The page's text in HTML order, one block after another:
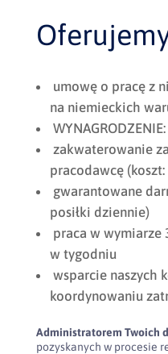
umowę o pracę z
na niemieckich
zakwaterowanie
pracodawcę (koszt:
gwarantowane
posiłki dziennie)
praca w wymiarze
w tygodniu
wsparcie naszych
koordynowaniu
Administratorem Twoich
pozyskanych w procesie